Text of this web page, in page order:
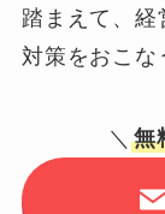
踏まえて、
対策をおこな
＼無